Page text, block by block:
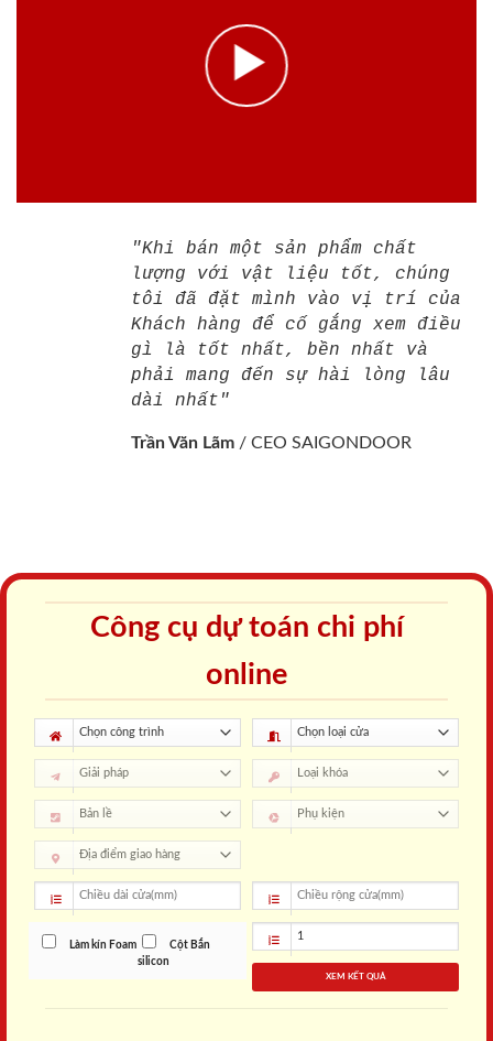
"Khi bán một sản phẩm chất
lượng với vật liệu tốt, chúng
tôi đã đặt mình vào vị trí của
Khách hàng để cố gắng xem điều
gì là tốt nhất, bền nhất và
phải mang đến sự hài lòng lâu
dài nhất"
Trần Văn Lãm / CEO SAIGONDOOR
Công cụ dự toán chi phí
online
Làm kín Foam
Cột Bắn
silicon
XEM KẾT QUẢ